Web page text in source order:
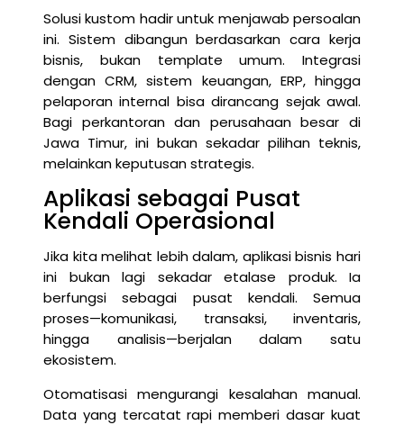
Solusi kustom hadir untuk menjawab persoalan
ini. Sistem dibangun berdasarkan cara kerja
bisnis, bukan template umum. Integrasi
dengan CRM, sistem keuangan, ERP, hingga
pelaporan internal bisa dirancang sejak awal.
Bagi perkantoran dan perusahaan besar di
Jawa Timur, ini bukan sekadar pilihan teknis,
melainkan keputusan strategis.
Aplikasi sebagai Pusat
Kendali Operasional
Jika kita melihat lebih dalam, aplikasi bisnis hari
ini bukan lagi sekadar etalase produk. Ia
berfungsi sebagai pusat kendali. Semua
proses—komunikasi, transaksi, inventaris,
hingga analisis—berjalan dalam satu
ekosistem.
Otomatisasi mengurangi kesalahan manual.
Data yang tercatat rapi memberi dasar kuat